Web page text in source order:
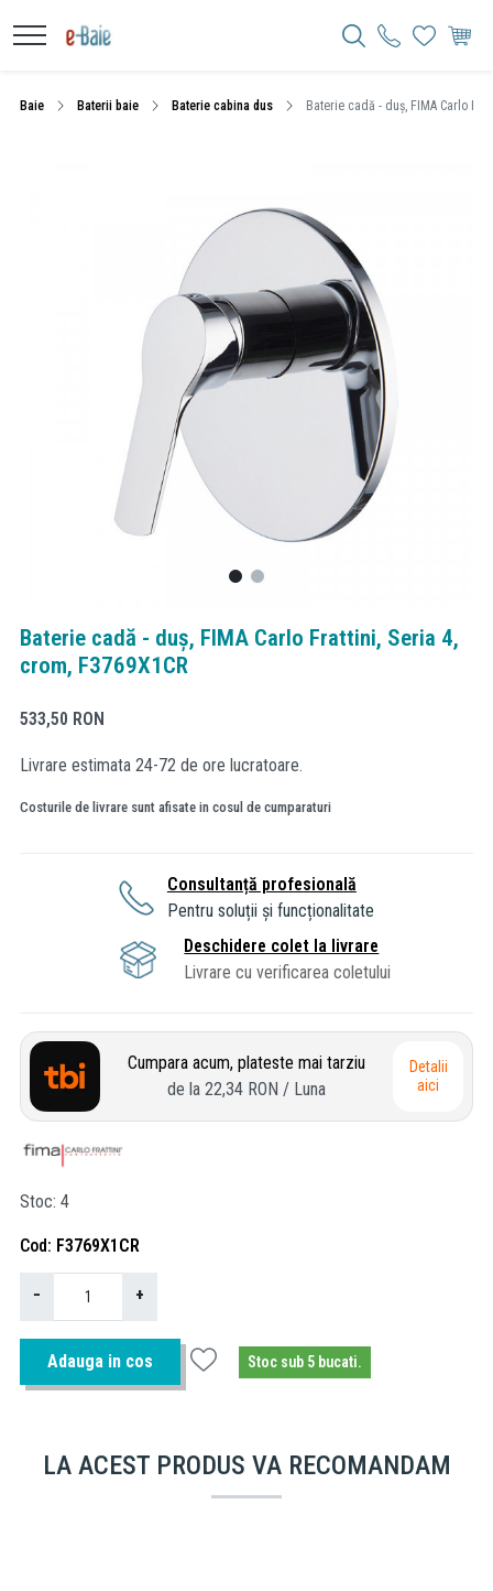
Baie Baterii baie Baterie cabina dus Baterie cadă - duș, FIMA Carlo
Baterie cadă - duș, FIMA Carlo Frattini, Seria 4,
crom, F3769X1CR
533,50 RON
Livrare estimata 24-72 de ore lucratoare.
Costurile de livrare sunt afisate in cosul de cumparaturi
Consultanță profesională
Pentru soluții și funcționalitate
Deschidere colet la livrare
Livrare cu verificarea coletului
Cumpara acum, plateste mai tarziu
de la 22,34 RON / Luna
Detalii
aici
Stoc 4
Cod F3769X1CR
− +
Adauga in cos Stoc sub 5 bucati.
LA ACEST PRODUS VA RECOMANDAM